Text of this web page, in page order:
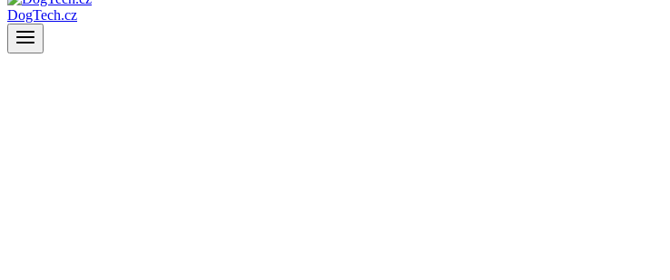
DogTech.cz